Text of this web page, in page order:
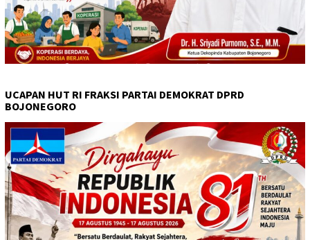
UCAPAN HUT RI FRAKSI PARTAI DEMOKRAT DPRD
BOJONEGORO